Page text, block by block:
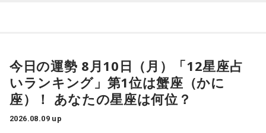
（左から）松井玲奈、杉浦太陽
ど、その結婚される方は気の毒ね。別れちゃうと思うよ、20
年も付き合っておいてそんなことしているんだから。いや
ぁ、良かった、良かった。おめでとうございます！
凡人にはよくわからないと思いますが
これはカリスマたちの物語です。
14日（金）午後8時よりQloveR会員限定生配信を実施しま
す。記念すべき初回生配信には、山中真尋（草薙理解役）、
福原かつみ（本橋依央利役）が出演。番組スタートに先駆
け、ラジオ番組への意気込みや番組の楽しみ方、今後の展開
などをたっぷりトークします。
【1位】蟹座（かに座）
やる気があって、何でも吸収できるようです。とくにライバ
ルがいると、つらいことがあっても頑張ろうと思えそう。熱
今日の運勢 8月10日（月）「12星座占
いランキング」第1位は蟹座（かに
座）！ あなたの星座は何位？
2026.08.09 up